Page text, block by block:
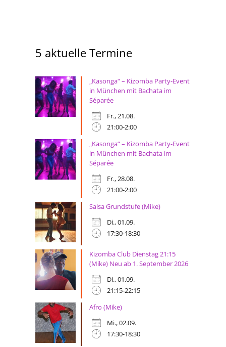
5 aktuelle Termine
„Kasonga“ – Kizomba Party-Event
in München mit Bachata im
Séparée
Fr., 21.08.
21:00-2:00
„Kasonga“ – Kizomba Party-Event
in München mit Bachata im
Séparée
Fr., 28.08.
21:00-2:00
Salsa Grundstufe (Mike)
Di., 01.09.
17:30-18:30
Kizomba Club Dienstag 21:15
(Mike) Neu ab 1. September 2026
Di., 01.09.
21:15-22:15
Afro (Mike)
Mi., 02.09.
17:30-18:30